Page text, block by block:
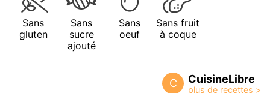
Sans
gluten
Sans
sucre
ajouté
Sans
oeuf
Sans fruit
à coque
C CuisineLibre